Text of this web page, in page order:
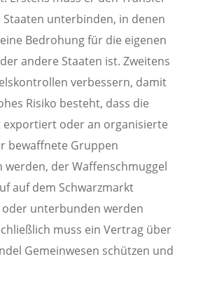
Staaten unterbinden, in denen
Bedrohung für die eigenen
andere Staaten ist. Zweitens
verbessern, damit
Risiko besteht, dass die
exportiert oder an organisierte
bewaffnete Gruppen
werden, der Waffenschmuggel
auf dem Schwarzmarkt
unterbunden werden
muss ein Vertrag über
Gemeinwesen schützen und